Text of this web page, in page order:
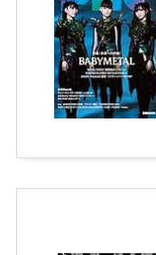
JAPAN EDITION)」着弾
【BABYMETAL】
開封レビュー!
Powered by livedoor 相互